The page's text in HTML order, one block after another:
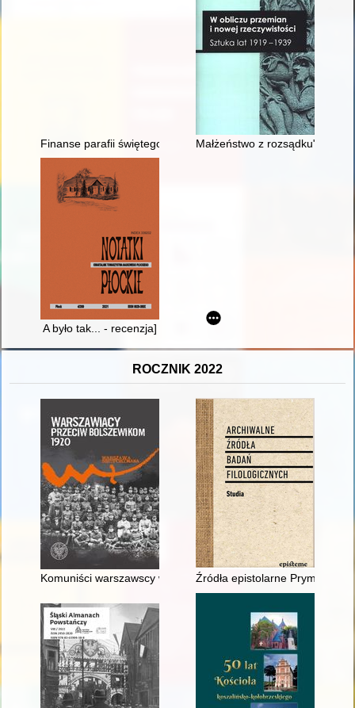
Finanse parafii świętego Zygmunta w Częstochowie w latach
Małżeństwo z rozsądku" : o
A było tak... - recenzja]
ROCZNIK 2022
Komuniści warszawscy wobec wojny polsko-bolszewickiej
Źródła epistolarne Prymasa